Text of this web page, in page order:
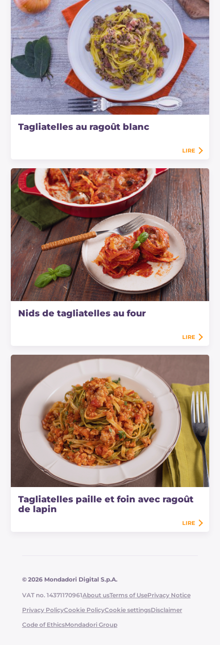
Tagliatelles au ragoût blanc
LIRE
Nids de tagliatelles au four
LIRE
Tagliatelles paille et foin avec ragoût
de lapin
LIRE
© 2026 Mondadori Digital S.p.A.
VAT no. 14371170961About usTerms of UsePrivacy Notice
Privacy PolicyCookie PolicyCookie settingsDisclaimer
Code of EthicsMondadori Group